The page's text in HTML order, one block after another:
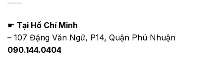
☛ Tại Hồ Chí Minh
– 107 Đặng Văn Ngữ, P14, Quận Phú Nhuận
090.144.0404